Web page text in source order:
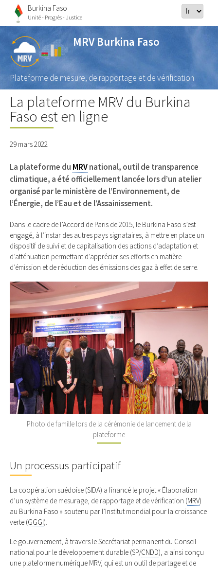
Burkina Faso
Unité - Progrès - Justice
MRV Burkina Faso
Plateforme de mesure, de rapportage et de vérification
La plateforme MRV du Burkina
Faso est en ligne
29 mars 2022
La plateforme du MRVnational, outil de transparence
climatique, a été officiellement lancée lors d’un atelier
organisé par le ministère de l’Environnement, de
l’Énergie, de l’Eau et de l’Assainissement.
Dans le cadre de l’Accord de Paris de 2015, le Burkina Faso s’est
engagé, à l’instar des autres pays signataires, à mettre en place un
dispositif de suivi et de capitalisation des actions d’adaptation et
d’atténuation permettant d’apprécier ses efforts en matière
d’émission et de réduction des émissions des gaz à effet de serre.
Photo de famille lors de la cérémonie de lancement de la
plateforme
Un processus participatif
La coopération suédoise (SIDA) a financé le projet « Élaboration
d’un système de mesurage, de rapportage et de vérification (MRV)
au Burkina Faso » soutenu par l’Institut mondial pour la croissance
verte (GGGI).
Le gouvernement, à travers le Secrétariat permanent du Conseil
national pour le développement durable (SP/CNDD), a ainsi conçu
une plateforme numérique MRV, qui est un outil de partage et de